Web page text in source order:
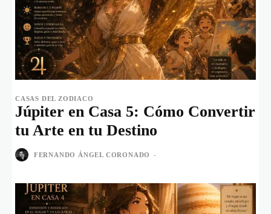
CASAS DEL ZODIACO
Júpiter en Casa 5: Cómo Convertir
tu Arte en tu Destino
FERNANDO ÁNGEL CORONADO -